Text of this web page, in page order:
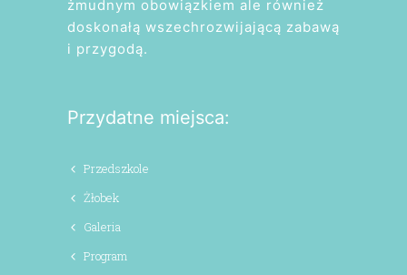
żmudnym obowiązkiem ale również
doskonałą wszechrozwijającą zabawą
i przygodą.
Przydatne miejsca:
Przedszkole
Żłobek
Galeria
Program